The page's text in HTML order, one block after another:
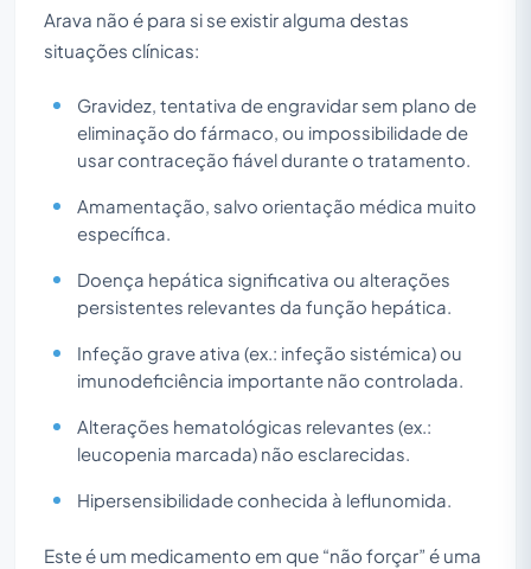
Arava não é para si se existir alguma destas
situações clínicas:
Gravidez, tentativa de engravidar sem plano de
eliminação do fármaco, ou impossibilidade de
usar contraceção fiável durante o tratamento.
Amamentação, salvo orientação médica muito
específica.
Doença hepática significativa ou alterações
persistentes relevantes da função hepática.
Infeção grave ativa (ex.: infeção sistémica) ou
imunodeficiência importante não controlada.
Alterações hematológicas relevantes (ex.:
leucopenia marcada) não esclarecidas.
Hipersensibilidade conhecida à leflunomida.
Este é um medicamento em que “não forçar” é uma